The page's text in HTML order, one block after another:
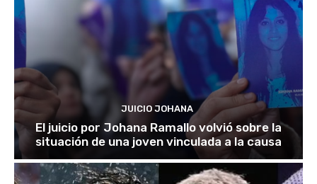
JUICIO JOHANA
El juicio por Johana Ramallo volvió sobre la
situación de una joven vinculada a la causa